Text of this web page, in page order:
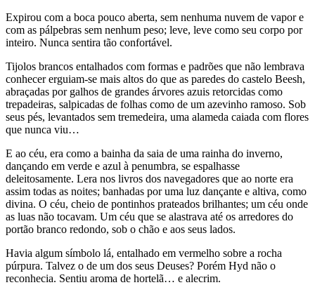
Expirou com a boca pouco aberta, sem nenhuma nuvem de vapor e
com as pálpebras sem nenhum peso; leve, leve como seu corpo por
inteiro. Nunca sentira tão confortável.
Tijolos brancos entalhados com formas e padrões que não lembrava
conhecer erguiam-se mais altos do que as paredes do castelo Beesh,
abraçadas por galhos de grandes árvores azuis retorcidas como
trepadeiras, salpicadas de folhas como de um azevinho ramoso. Sob
seus pés, levantados sem tremedeira, uma alameda caiada com flores
que nunca viu…
E ao céu, era como a bainha da saia de uma rainha do inverno,
dançando em verde e azul à penumbra, se espalhasse
deleitosamente. Lera nos livros dos navegadores que ao norte era
assim todas as noites; banhadas por uma luz dançante e altiva, como
divina. O céu, cheio de pontinhos prateados brilhantes; um céu onde
as luas não tocavam. Um céu que se alastrava até os arredores do
portão branco redondo, sob o chão e aos seus lados.
Havia algum símbolo lá, entalhado em vermelho sobre a rocha
púrpura. Talvez o de um dos seus Deuses? Porém Hyd não o
reconhecia. Sentiu aroma de hortelã… e alecrim.